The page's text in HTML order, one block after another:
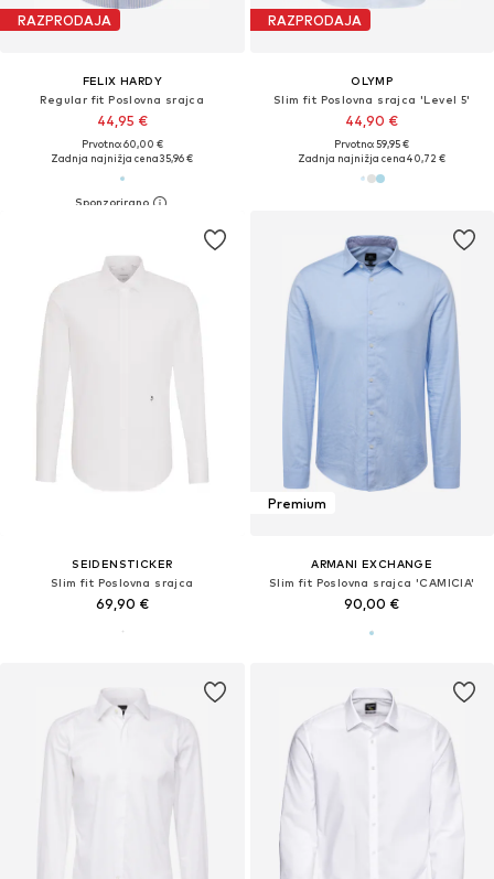
RAZPRODAJA
FELIX HARDY
Regular fit Poslovna srajca
44,95 €
Prvotno: 60,00 €
Zadnja najnižja cena35,96 €
RAZPRODAJA
OLYMP
Slim fit Poslovna srajca 'Level 5'
44,90 €
Prvotno: 59,95 €
Zadnja najnižja cena40,72 €
SEIDENSTICKER
Slim fit Poslovna srajca
69,90 €
Premium
ARMANI EXCHANGE
Slim fit Poslovna srajca 'CAMICIA'
90,00 €